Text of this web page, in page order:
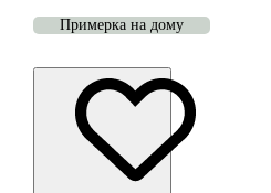
Примерка на дому